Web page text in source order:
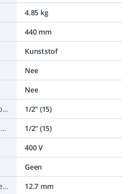
4.85 kg
440 mm
Kunststof
Nee
Nee
Nom. diameter koud tapwater
1/2" (15)
Nom. diameter warm tapwater
1/2" (15)
400 V
Geen
Uitwendige buisdiameter koud tapwater
12.7 mm